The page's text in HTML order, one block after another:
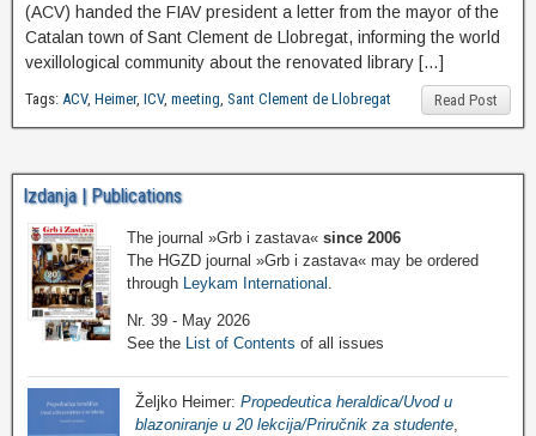
(ACV) handed the FIAV president a letter from the mayor of the
Catalan town of Sant Clement de Llobregat, informing the world
vexillological community about the renovated library […]
Read Post
Tags: ACV, Heimer, ICV, meeting, Sant Clement de Llobregat
Izdanja | Publications
The journal »Grb i zastava« since 2006
The HGZD journal »Grb i zastava« may be ordered
through
Leykam International
Nr. 39 - May 2026
See the
List of Contents of all issues
Željko Heimer: Propedeutica heraldica/Uvod u
blazoniranje u 20 lekcija/Priručnik za studente,